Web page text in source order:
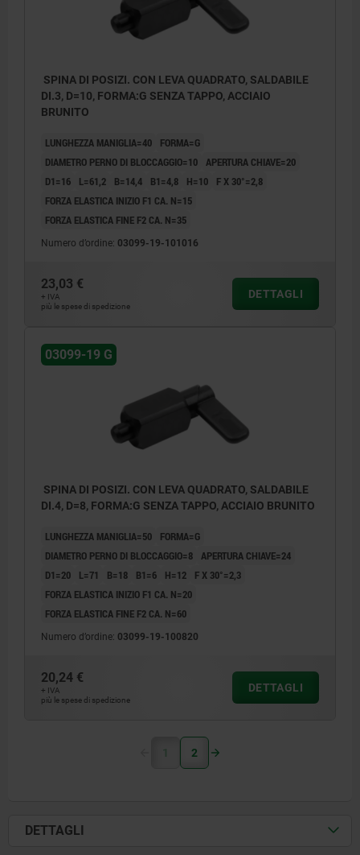
SPINA DI POSIZI. CON LEVA QUADRATO, SALDABILE
DI.3, D=10, FORMA:G SENZA TAPPO, ACCIAIO
BRUNITO
LUNGHEZZA MANIGLIA=40
FORMA=G
DIAMETRO PERNO DI BLOCCAGGIO=10 APERTURA CHIAVE=20
D1=16
L=61,2 B=14,4 B1=4,8 H=10
F X 30°=2,8
FORZA ELASTICA INIZIO F1 CA. N=15
FORZA ELASTICA FINE F2 CA. N=35
Numero d’ordine: 03099-19-101016
23,03 €
+ IVA
più le spese di spedizione
DETTAGLI
03099-19 G
SPINA DI POSIZI. CON LEVA QUADRATO, SALDABILE
DI.4, D=8, FORMA:G SENZA TAPPO, ACCIAIO BRUNITO
LUNGHEZZA MANIGLIA=50
FORMA=G
DIAMETRO PERNO DI BLOCCAGGIO=8 APERTURA CHIAVE=24
D1=20
L=71 B=18 B1=6 H=12
F X 30°=2,3
FORZA ELASTICA INIZIO F1 CA. N=20
FORZA ELASTICA FINE F2 CA. N=60
Numero d’ordine: 03099-19-100820
20,24 €
+ IVA
più le spese di spedizione
DETTAGLI
1 2
DETTAGLI